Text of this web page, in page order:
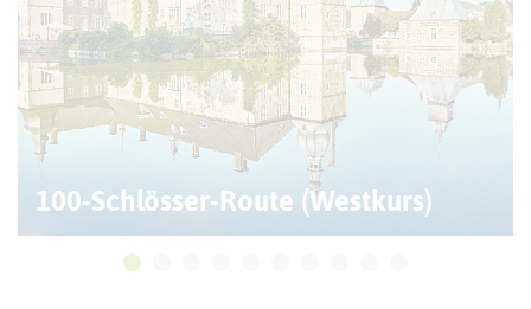
100-Schlösser-Route (Westkurs)